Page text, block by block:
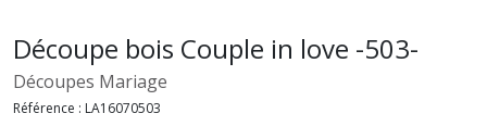
Découpe bois Couple in love -503-
Découpes Mariage
Référence : LA16070503